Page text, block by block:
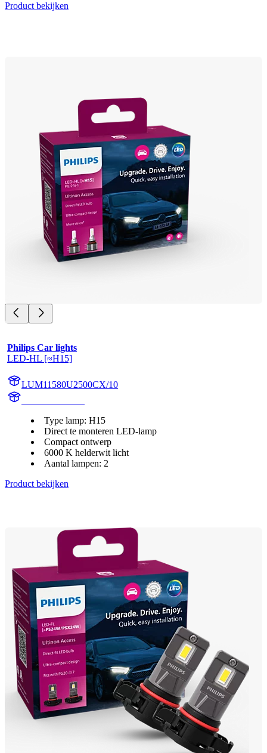
Product bekijken
Philips Car lights
LED-HL [≈H15]
LUM11580U2500CX/10
Type lamp: H15
Direct te monteren LED-lamp
Compact ontwerp
6000 K helderwit licht
Aantal lampen: 2
Product bekijken